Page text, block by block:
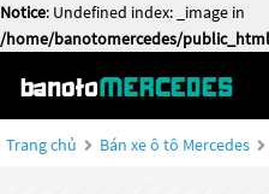
Notice: Undefined index: _image in
/home/banotomercedes/
Trang chủ Bán xe ô tô Mercedes